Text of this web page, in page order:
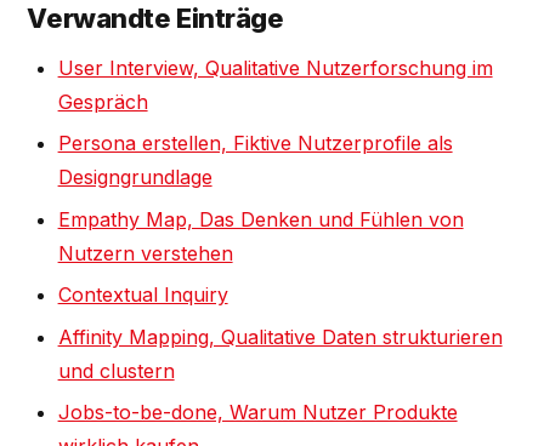
Verwandte Einträge
User Interview, Qualitative Nutzerforschung im
Gespräch
Persona erstellen, Fiktive Nutzerprofile als
Designgrundlage
Empathy Map, Das Denken und Fühlen von
Nutzern verstehen
Contextual Inquiry
Affinity Mapping, Qualitative Daten strukturieren
und clustern
Jobs-to-be-done, Warum Nutzer Produkte